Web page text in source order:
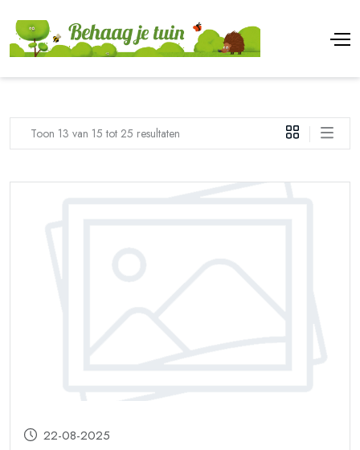
Toon 13 van 15 tot 25 resultaten
22-08-2025